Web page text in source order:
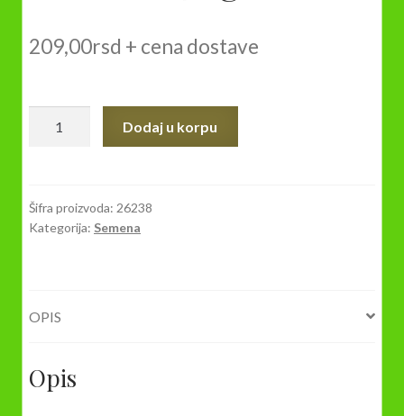
209,00rsd + cena dostave
količina
Dodaj u korpu
Šifra proizvoda: 26238
Kategorija: Semena
OPIS
Opis